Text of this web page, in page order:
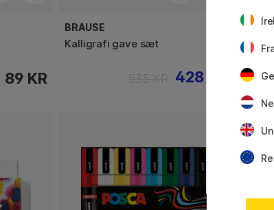
89 KR
BRAUSE
Kalligrafi gave sæt
428 KR
ZIG